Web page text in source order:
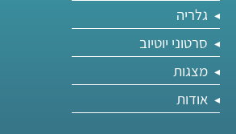
גלריה
סרטוני יוטיוב
מצגות
אודות